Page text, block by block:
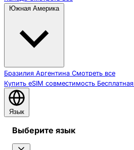
Южная Америка
Бразилия Аргентина Смотреть все
Купить eSIM совместимость Бесплатная
Язык
Выберите язык